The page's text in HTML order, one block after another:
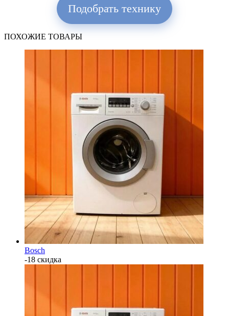
Подобрать технику
ПОХОЖИЕ ТОВАРЫ
Bosch
-18 скидка